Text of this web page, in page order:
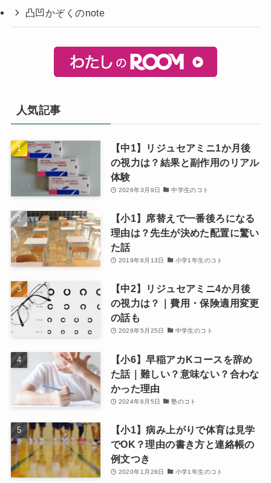
凸凹かぞくのnote
人気記事
【中1】リジュセアミニ1か月後
の視力は？結果と副作用のリアル
体験
2026年3月9日 中学生のコト
【小1】席替えで一番後ろになる
理由は？先生が決めた配置に驚い
た話
2019年6月13日 小学1年生のコト
【中2】リジュセアミニ4か月後
の視力は？｜費用・保険適用変更
の話も
2026年5月25日 中学生のコト
【小6】早稲アカKコースを辞め
た話｜難しい？意味ない？合わな
かった理由
2024年6月5日 塾のコト
【小1】病み上がりで体育は見学
でOK？理由の書き方と連絡帳の
例文つき
2020年1月28日 小学1年生のコト